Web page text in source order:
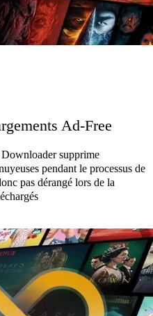
Ad-Free
supprime
pendant le processus de
pas dérangé lors de la